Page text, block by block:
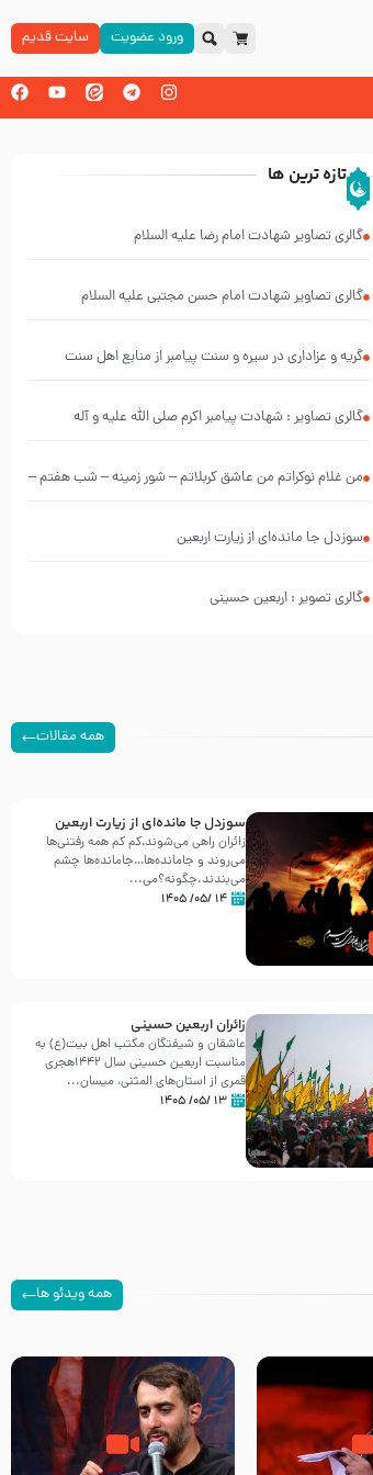
ورود عضویت سایت قدیم
تازه ترین ها
گالری تصاویر شهادت امام رضا علیه السلام
گالری تصاویر شهادت امام حسن مجتبی علیه السلام
گریه و عزاداری در سیره و سنت پیامبر از منابع اهل سنت
گالری تصاویر : شهادت پیامبر اکرم صلی الله علیه و آله
من غلام نوکراتم من عاشق کربلاتم – شور زمینه – شب هفتم –
سوزدل جا مانده‌ای از زیارت اربعین
گالری تصویر : اربعین حسینی
همه مقالات
سوزدل جا مانده‌ای از زیارت اربعین
زائران راهی می‌شوند،کم‌ کم همه رفتنی‌ها
می‌روند و جامانده‌ها…جامانده‌ها چشم
می‌بندند.چگونه؟می‌...
۱۴ /۰۵/ ۱۴۰۵
زائران اربعین حسینی
عاشقان و شیفتگان مکتب اهل بیت(ع) به
مناسبت اربعین حسینی سال ۱۴۴۲هجری
قمری از استان‌های المثنی، میسان...
۱۳ /۰۵/ ۱۴۰۵
همه ویدئو ها